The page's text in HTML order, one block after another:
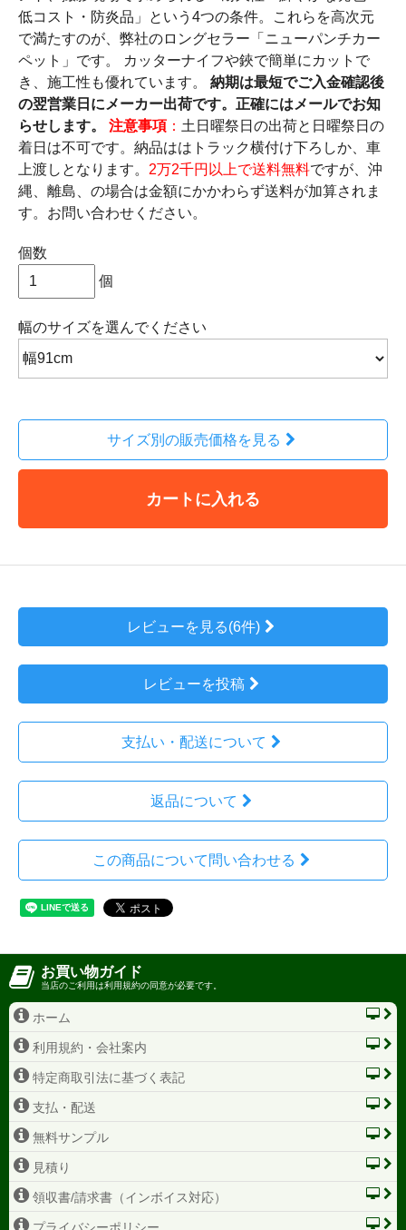
低コスト・防炎品」という4つの条件。これらを高次元
で満たすのが、弊社のロングセラー「ニューパンチカー
ペット」です。 カッターナイフや鋏で簡単にカットで
き、施工性も優れています。 納期は最短でご入金確認後
の翌営業日にメーカー出荷です。正確にはメールでお知
らせします。
注意事項 ： 土日曜祭日の出荷と日曜祭日の
着日は不可です。納品ははトラック横付け下ろしか、車
上渡しとなります。 2万2千円以上で送料無料ですが、沖
縄、離島、の場合は金額にかかわらず送料が加算されま
す。お問い合わせください。
個数
個
幅のサイズを選んでください
サイズ別の販売価格を見る
カートに入れる
レビューを見る(6件)
レビューを投稿
支払い・配送について
返品について
この商品について問い合わせる
お買い物ガイド
当店のご利用は利用規約の同意が必要です。
ホーム
利用規約・会社案内
特定商取引法に基づく表記
支払・配送
無料サンプル
見積り
領収書/請求書（インボイス対応）